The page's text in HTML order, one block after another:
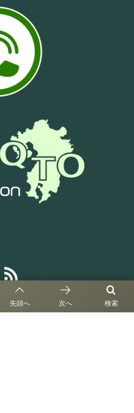
検索
先頭へ 次へ